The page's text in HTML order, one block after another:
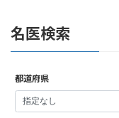
名医検索
都道府県